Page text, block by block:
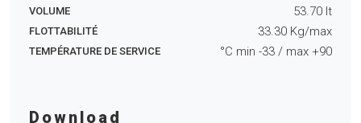
VOLUME 53.70 lt
FLOTTABILITÉ 33.30 Kg/max
TEMPÉRATURE DE SERVICE °C min -33 / max +90
Download